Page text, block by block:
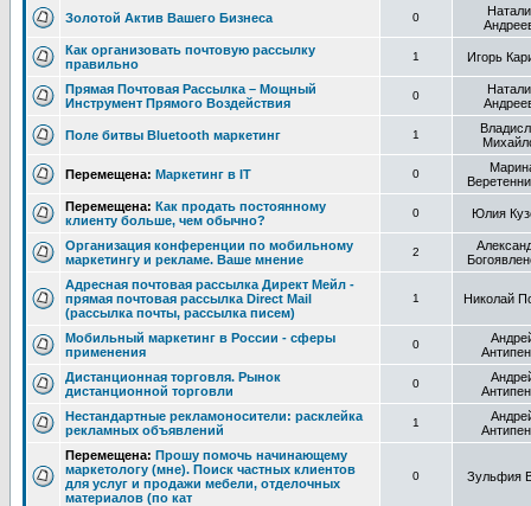
Золотой Актив Вашего Бизнеса 0
Как организовать почтовую рассылку
правильно
1 Игорь
Прямая Почтовая Рассылка – Мощный
Инструмент Прямого Воздействия
0
Поле битвы Bluetooth маркетинг 1
Перемещена: Маркетинг в IT 0
Перемещена: Как продать постоянному
клиенту больше, чем обычно?
0 Юлия
Организация конференции по мобильному
маркетингу и рекламе. Ваше мнение
2
Адресная почтовая рассылка Директ Мейл -
прямая почтовая рассылка Direct Mail
(рассылка почты, рассылка писем)
1 Николай
Мобильный маркетинг в России - сферы
применения
0
Дистанционная торговля. Рынок
дистанционной торговли
0
Нестандартные рекламоносители: расклейка
рекламных объявлений
1
Перемещена: Прошу помочь начинающему
маркетологу (мне). Поиск частных клиентов
для услуг и продажи мебели, отделочных
материалов (по кат
0 Зульфия